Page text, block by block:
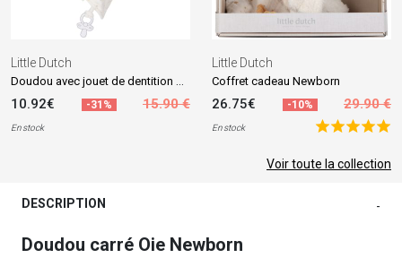
Little Dutch
10.92€ -31% 15.90 €
En stock
Little Dutch
Coffret cadeau Newborn
26.75€ -10% 29.90 €
En stock
Voir toute la collection
DESCRIPTION -
Doudou carré Oie Newborn